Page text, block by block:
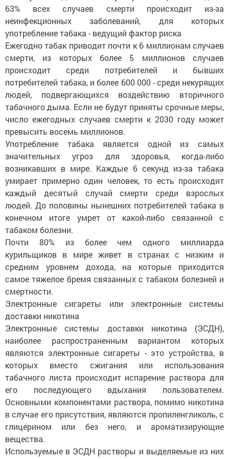
63% всех случаев смерти происходит из-за
неинфекционных заболеваний, для которых
употребление табака - ведущий фактор риска
Ежегодно табак приводит почти к 6 миллионам случаев
смерти, из которых более 5 миллионов случаев
происходит среди потребителей и бывших
потребителей табака, и более 600 000 - среди некурящих
людей, подвергающихся воздействию вторичного
табачного дыма. Если не будут приняты срочные меры,
число ежегодных случаев смерти к 2030 году может
превысить восемь миллионов.
Употребление табака является одной из самых
значительных угроз для здоровья, когда-либо
возникавших в мире. Каждые 6 секунд из-за табака
умирает примерно один человек, то есть происходит
каждый десятый случай смерти среди взрослых
людей. До половины нынешних потребителей табака в
конечном итоге умрет от какой-либо связанной с
табаком болезни.
Почти 80% из более чем одного миллиарда
курильщиков в мире живет в странах с низким и
средним уровнем дохода, на которые приходится
самое тяжелое бремя связанных с табаком болезней и
смертности.
Электронные сигареты или электронные системы
доставки никотина
Электронные системы доставки никотина (ЭСДН),
наиболее распространенным вариантом которых
являются электронные сигареты - это устройства, в
которых вместо сжигания или использования
табачного листа происходит испарение раствора для
его последующего вдыхания пользователем.
Основными компонентами раствора, помимо никотина
в случае его присутствия, являются пропиленгликоль, с
глицерином или без него, и ароматизирующие
вещества.
Используемые в ЭСДН растворы и выделяемые из них